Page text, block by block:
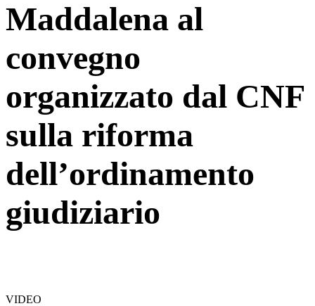
Maddalena al
convegno
organizzato dal CNF
sulla riforma
dell’ordinamento
giudiziario
VIDEO